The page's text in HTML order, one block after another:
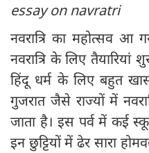
essay on navratri
नवरात्रि का महोत्सव
नवरात्रि के लिए तैयारियां
हिंदू धर्म के लिए बहुत
गुजरात जैसे राज्यों में
जाता है। इस पर्व में कई
इन छुट्टियों में ढेर सारा